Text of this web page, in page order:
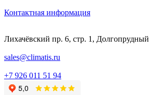
Контактная информация
Лихачёвский пр. 6, стр. 1, Долгопрудный
sales@climatis.ru
+7 926 011 51 94